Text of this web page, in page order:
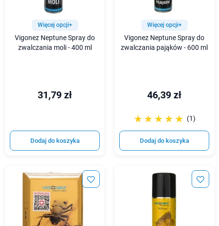
Więcej opcji+
Vigonez Neptune Spray do
zwalczania moli - 400 ml
31,79 zł
Dodaj do koszyka
Więcej opcji+
Vigonez Neptune Spray do
zwalczania pająków - 600 ml
46,39 zł
☆☆☆☆☆
★★★★★ (1)
Dodaj do koszyka